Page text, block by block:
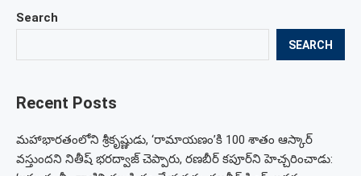
Search
SEARCH
Recent Posts
మహాభారతంలోని శ్రీకృష్ణుడు, ‘రామాయణం’కి 100 శాతం ఆస్కార్
వస్తుందని నితీష్ భరద్వాజ్ చెప్పారు, రణబీర్ కపూర్‌ని హెచ్చరించాడు: